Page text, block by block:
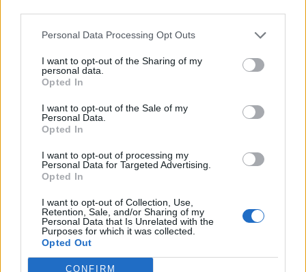
Personal Data Processing Opt Outs
I want to opt-out of the Sharing of my
personal data.
Opted In
I want to opt-out of the Sale of my
Personal Data.
Opted In
I want to opt-out of processing my
Personal Data for Targeted Advertising.
Opted In
I want to opt-out of Collection, Use,
Retention, Sale, and/or Sharing of my
Personal Data that Is Unrelated with the
Purposes for which it was collected.
Opted Out
CONFIRM
Rechercher
Articles récents
Les îles européennes, la nouvelle tendance
romantique des jeunes mariés